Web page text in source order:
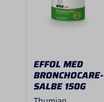
EFFOL MED
BRONCHOCARE-
SALBE 150G